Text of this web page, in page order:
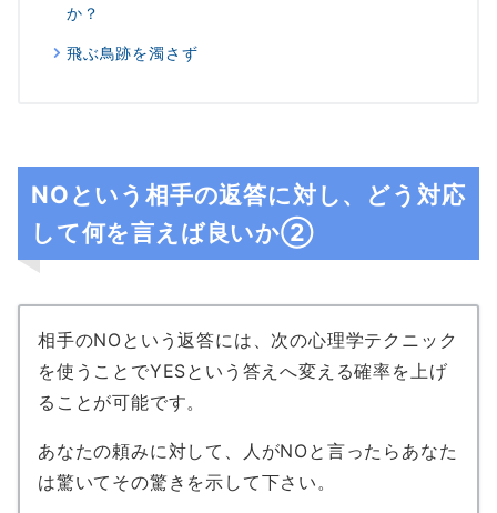
か？
飛ぶ鳥跡を濁さず
NOという相手の返答に対し、どう対応
して何を言えば良いか②
相手のNOという返答には、次の心理学テクニック
を使うことでYESという答えへ変える確率を上げ
ることが可能です。
あなたの頼みに対して、人がNOと言ったらあなた
は驚いてその驚きを示して下さい。